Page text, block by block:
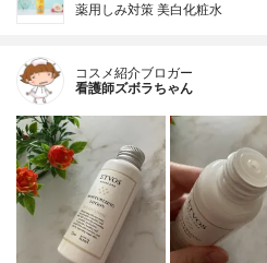
薬用しみ対策 美白化粧水
コスメ紹介ブロガー
看護師ズボラちゃん